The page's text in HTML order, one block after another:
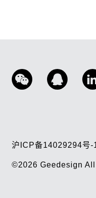
沪ICP备14029294号-
©2026Geedesign